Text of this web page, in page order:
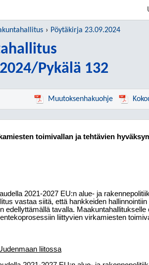
Pöytäkirja 23.09.2024
Pykälä 132
Muutoksenhakuohje
toimivallan ja tehtävien
2021-2027 EU:n alue- ja
vastaa siitä, että hankkeiden
edellyttämällä tavalla. Maakuntahallitukselle
liittyvien virkamiesten
liitossa